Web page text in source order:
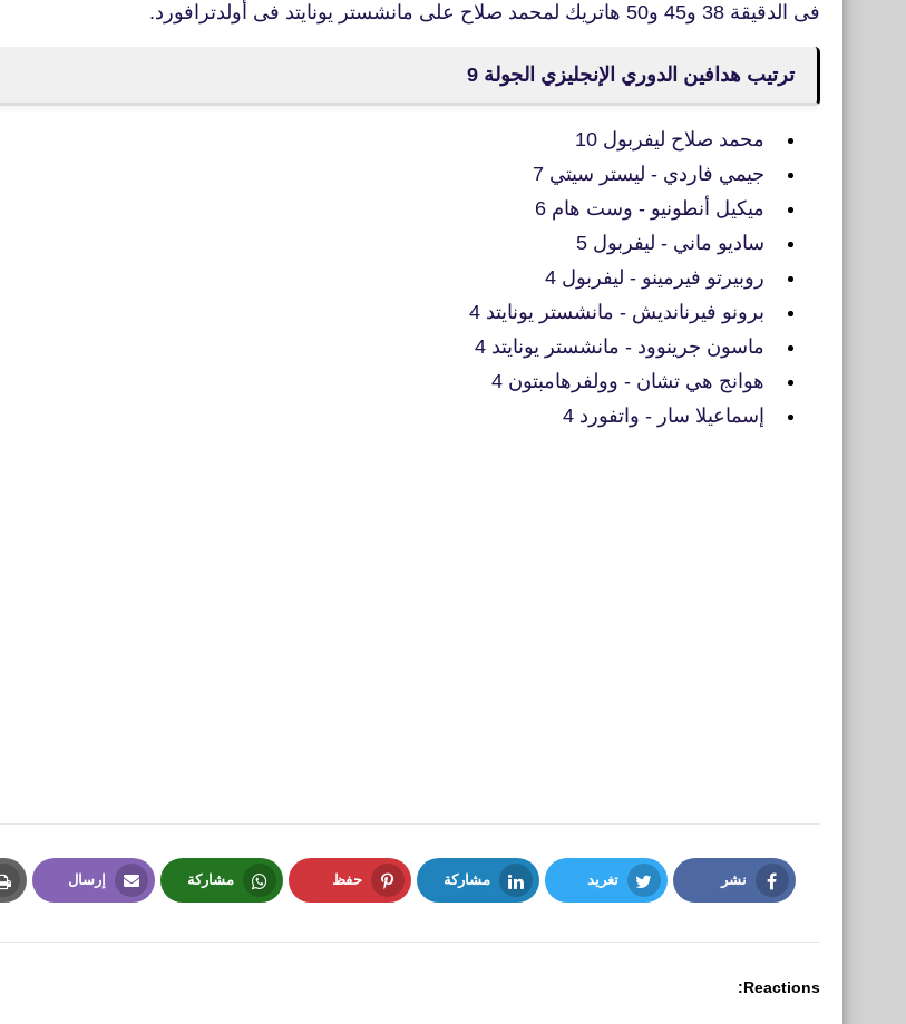
فى الدقيقة 38 و45 و50 هاتريك لمحمد صلاح على مانشستر يونايتد فى أولدترافورد.
ترتيب هدافين الدوري الإنجليزي الجولة 9
محمد صلاح ليفربول 10
جيمي فاردي - ليستر سيتي 7
ميكيل أنطونيو - وست هام 6
ساديو ماني - ليفربول 5
روبيرتو فيرمينو - ليفربول 4
برونو فيرنانديش - مانشستر يونايتد 4
ماسون جرينوود - مانشستر يونايتد 4
هوانج هي تشان - وولفرهامبتون 4
إسماعيلا سار - واتفورد 4
نشر تغريد مشاركة حفظ مشاركة إرسال
Reactions:
03 فبراير 2022